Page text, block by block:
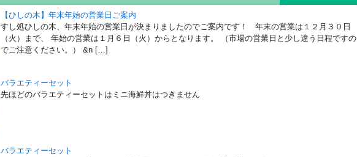
【ひしの木】年末年始の営業日ご案内
すし処ひしの木、年末年始の営業日が決まりましたのでご案内です！ 年末の営業は１２月３０日
（火）まで、 年始の営業は１月６日（火）からとなります。 （市場の営業日と少し違う日程ですの
でご注意ください。） &n […]
バラエティーセット
先ほどのバラエティーセットはミニ海鮮丼はつきません
バラエティーセット